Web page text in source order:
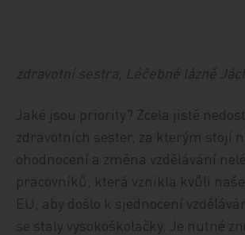
zdravotní sestra, Léčebné lázně
Jaké jsou priority? Zcela jistě
zdravotních sester, za kterým stojí
ohodnocení a změna vzdělávání
pracovníků, která vznikla kvůli
EU, aby došlo k sjednocení
se staly vysokoškolačky. Je nutné